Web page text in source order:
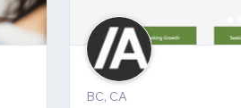
BC, CA